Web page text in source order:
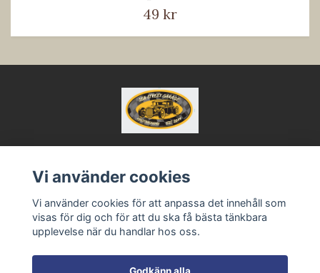
49 kr
Kontakt
Köpvillkor
Vi använder cookies
Vi använder cookies för att anpassa det innehåll som
visas för dig och för att du ska få bästa tänkbara
upplevelse när du handlar hos oss.
Godkänn alla